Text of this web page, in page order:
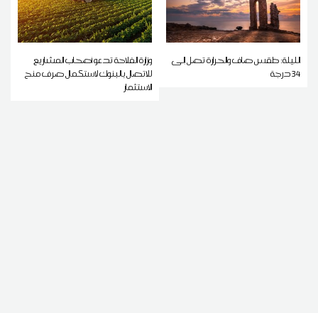
الليلة: طقس صاف والحرارة تصل إلى
34 درجة
وزارة الفلاحة تدعو أصحاب المشاريع
للاتصال بالبنوك لاستكمال صرف منح
الاستثمار